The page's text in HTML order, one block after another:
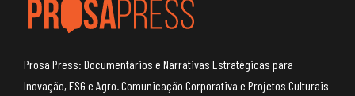
Prosa Press: Documentários e Narrativas Estratégicas para
Inovação, ESG e Agro. Comunicação Corporativa e Projetos Culturais